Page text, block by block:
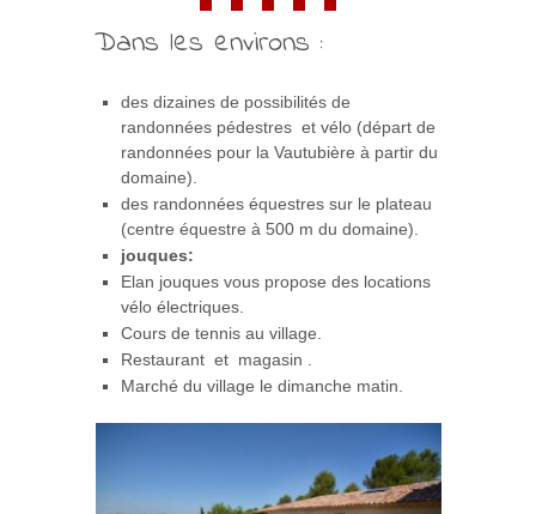
Dans les environs :
des dizaines de possibilités de
randonnées pédestres et vélo (départ de
randonnées pour la Vautubière à partir du
domaine).
des randonnées équestres sur le plateau
(centre équestre à 500 m du domaine).
jouques:
Elan jouques vous propose des locations
vélo électriques.
Cours de tennis au village.
Restaurant et magasin .
Marché du village le dimanche matin.